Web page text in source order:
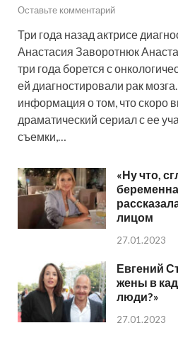
Оставьте комментарий
Три года назад актрисе
Анастасия Заворотнюк
три года борется с
ей диагностировали рак
информация о том, что скоро
драматический сериал с ее
съемки,…
«Ну что,
лицом
27.01.2023
Евгений
жены в
люди?»
27.01.2023